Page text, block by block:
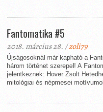
Fantomatika #5
2018. március 28. /zoli79
Újságosoknál már kapható a
három történet szerepel! A
jelentkeznek: Hover Zsolt
mitológiai és népmesei